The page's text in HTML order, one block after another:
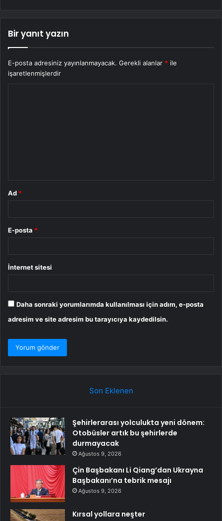
Bir yanıt yazın
E-posta adresiniz yayınlanmayacak. Gerekli alanlar * ile
işaretlenmişlerdir
Ad *
E-posta *
İnternet sitesi
Daha sonraki yorumlarımda kullanılması için adım, e-posta
adresim ve site adresim bu tarayıcıya kaydedilsin.
Son Eklenen
Şehirlerarası yolculukta yeni dönem:
Otobüsler artık bu şehirlerde
durmayacak
Ağustos 9, 2026
Çin Başbakanı Li Qiang’dan Ukrayna
Başbakanı’na tebrik mesajı
Ağustos 9, 2026
Kırsal yollara neşter